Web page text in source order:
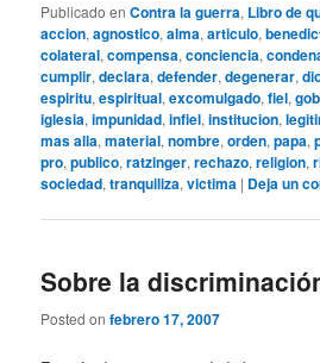
Publicado en Contra la guerra, Libro de
accion,agnostico,alma,articulo,
colateral,compensa,conciencia,
cumplir,declara,defender,degenerar,
espiritu,espiritual,excomulgado,fiel,
iglesia,impunidad,infiel,institucion,
mas alla,material,nombre,orden,papa,
pro,publico,ratzinger,rechazo,religion,
sociedad,tranquiliza,victima | Deja un
Sobre la
Posted onfebrero 17, 2007